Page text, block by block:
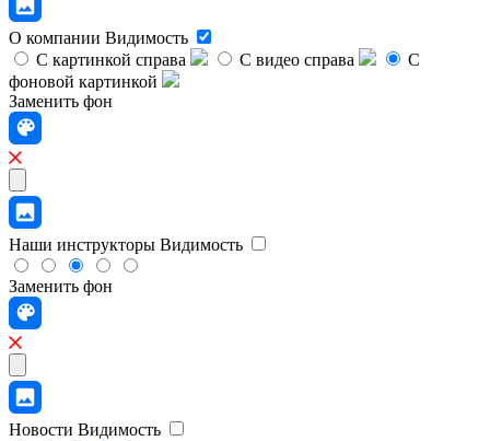
О компании Видимость
С картинкой справа
С видео справа
С
фоновой картинкой
Заменить фон
Наши инструкторы Видимость
Заменить фон
Новости Видимость